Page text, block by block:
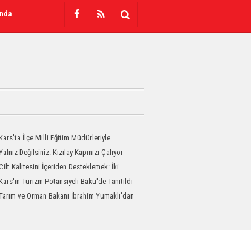
İlçe Milli Eğitim Müdürleriyle
Toplantısı
Değilsiniz: Kızılay Kapınızı Çalıyor
Kalitesini İçeriden Desteklemek: İki
Uygulamasının Karşılaştırması
Turizm Potansiyeli Bakü'de Tanıtıldı
ve Orman Bakanı İbrahim Yumaklı'dan